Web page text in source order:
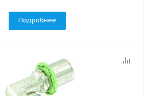
Подробнее